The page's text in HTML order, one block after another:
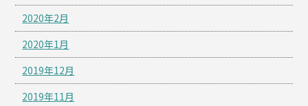
2020年2月
2020年1月
2019年12月
2019年11月